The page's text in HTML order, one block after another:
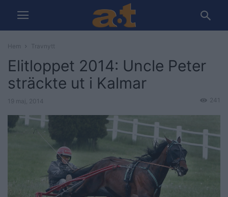
Hem Travnytt
Elitloppet 2014: Uncle Peter
sträckte ut i Kalmar
19 maj, 2014 241